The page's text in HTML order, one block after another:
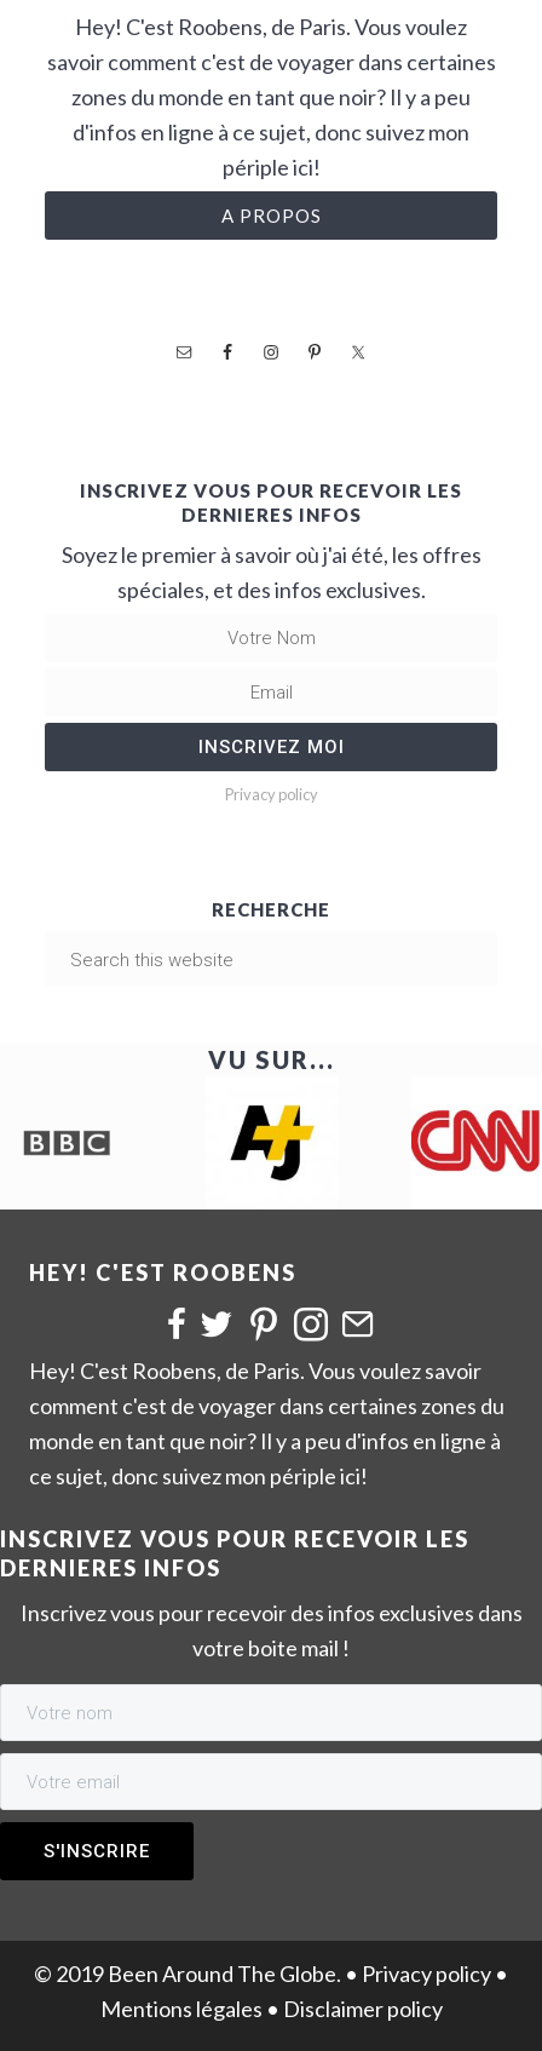
Hey! C'est Roobens, de Paris. Vous voulez
savoir comment c'est de voyager dans certaines
zones du monde en tant que noir? Il y a peu
d'infos en ligne à ce sujet, donc suivez mon
périple ici!
A PROPOS
INSCRIVEZ VOUS POUR RECEVOIR LES
DERNIERES INFOS
Soyez le premier à savoir où j'ai été, les offres
spéciales, et des infos exclusives.
Privacy policy
RECHERCHE
t
h
e
i
t
VU SUR...
HEY! C'EST ROOBENS
Hey! C'est Roobens, de Paris. Vous voulez savoir
comment c'est de voyager dans certaines zones du
monde en tant que noir? Il y a peu d'infos en ligne à
ce sujet, donc suivez mon périple ici!
INSCRIVEZ VOUS POUR RECEVOIR LES
DERNIERES INFOS
Inscrivez vous pour recevoir des infos exclusives dans
votre boite mail !
© 2019 Been Around The Globe. • Privacy policy •
Mentions légales • Disclaimer policy